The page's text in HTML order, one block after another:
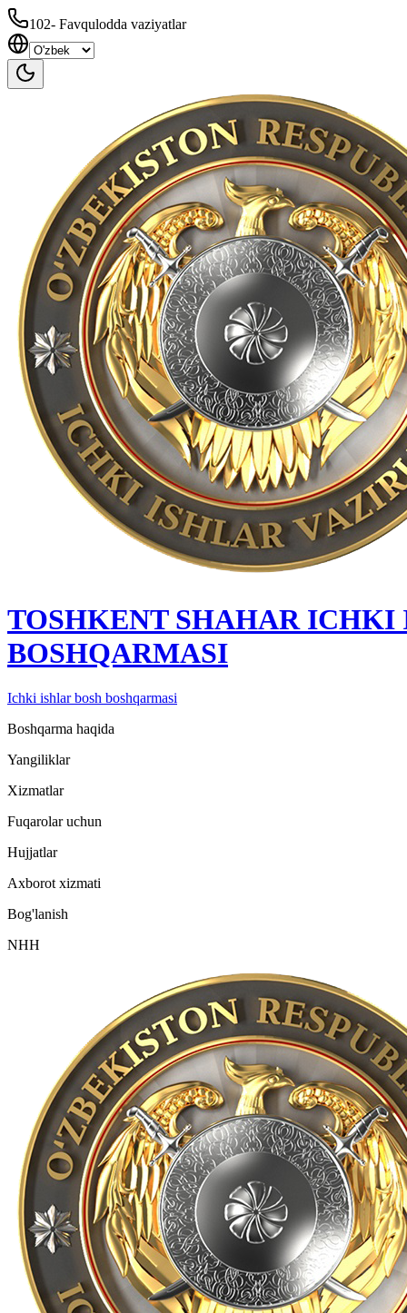
102- Favqulodda vaziyatlar
TOSHKENT SHAHAR IСHKI
BOSHQARMASI
Ichki ishlar bosh boshqarmasi
Boshqarma haqida
Yangiliklar
Xizmatlar
Fuqarolar uchun
Hujjatlar
Axborot xizmati
Bog'lanish
NHH